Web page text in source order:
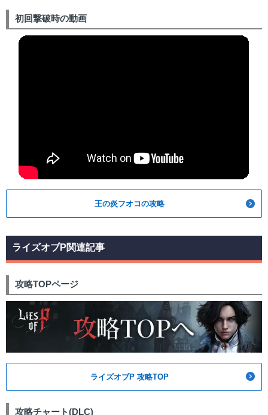
初回撃破時の動画
王の炎フオコの攻略
ライズオブP関連記事
攻略TOPページ
ライズオブP 攻略TOP
攻略チャート(DLC)